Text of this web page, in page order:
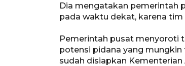
Dia mengatakan pemerintah
pada waktu dekat, karena tim
Pemerintah pusat menyoroti
potensi pidana yang
sudah disiapkan